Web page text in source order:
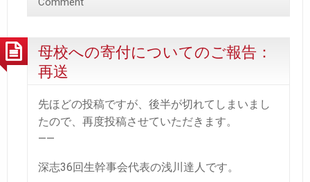
母校への寄付についてのご報告：
再送
先ほどの投稿ですが、後半が切れてしまいまし
たので、再度投稿させていただきます。
——
深志36回生幹事会代表の浅川達人です。